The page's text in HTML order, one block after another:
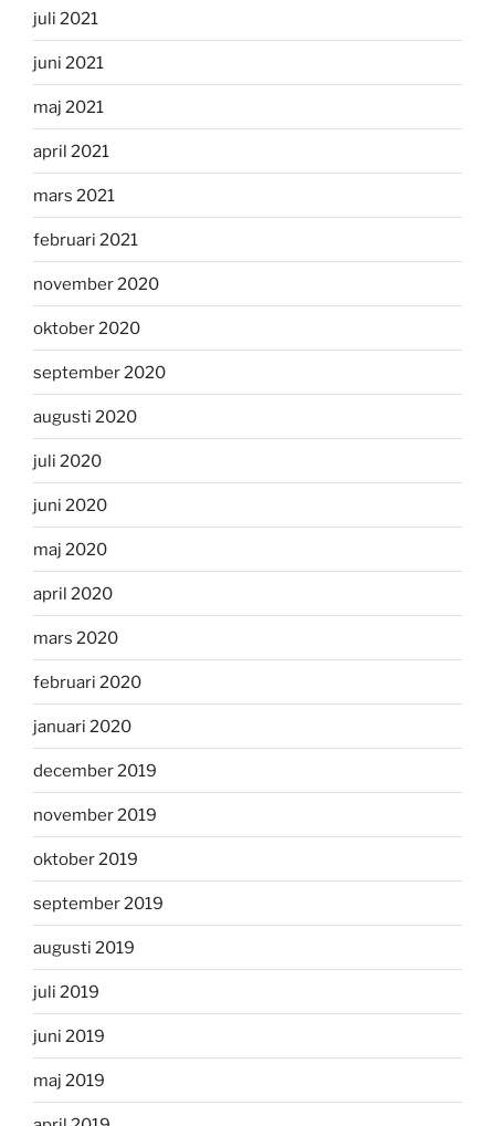
juli 2021
juni 2021
maj 2021
april 2021
mars 2021
februari 2021
november 2020
oktober 2020
september 2020
augusti 2020
juli 2020
juni 2020
maj 2020
april 2020
mars 2020
februari 2020
januari 2020
december 2019
november 2019
oktober 2019
september 2019
augusti 2019
juli 2019
juni 2019
maj 2019